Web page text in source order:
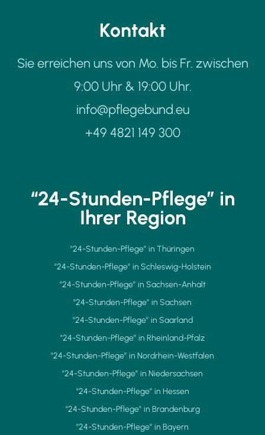
Kontakt
Sie erreichen uns von Mo. bis Fr. zwischen
9:00 Uhr & 19:00 Uhr.
info@pflegebund.eu
+49 4821 149 300
“24-Stunden-Pflege” in
Ihrer Region
"24-Stunden-Pflege” in Thüringen
"24-Stunden-Pflege” in Schleswig-Holstein
"24-Stunden-Pflege” in Sachsen-Anhalt
"24-Stunden-Pflege” in Sachsen
"24-Stunden-Pflege” in Saarland
"24-Stunden-Pflege” in Rheinland-Pfalz
"24-Stunden-Pflege” in Nordrhein-Westfalen
"24-Stunden-Pflege” in Niedersachsen
"24-Stunden-Pflege” in Hessen
"24-Stunden-Pflege” in Brandenburg
"24-Stunden-Pflege” in Bayern